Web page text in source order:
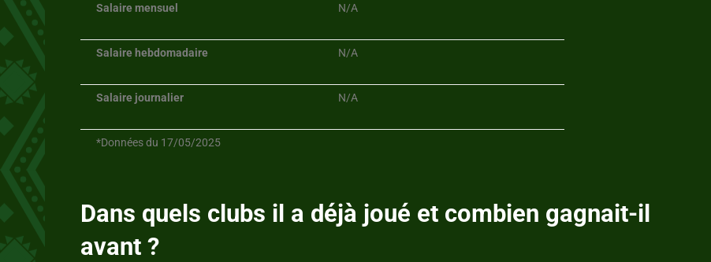
Salaire mensuel N/A
Salaire hebdomadaire N/A
Salaire journalier N/A
*Données du 17/05/2025
Dans quels clubs il a déjà joué et combien gagnait-il
avant ?